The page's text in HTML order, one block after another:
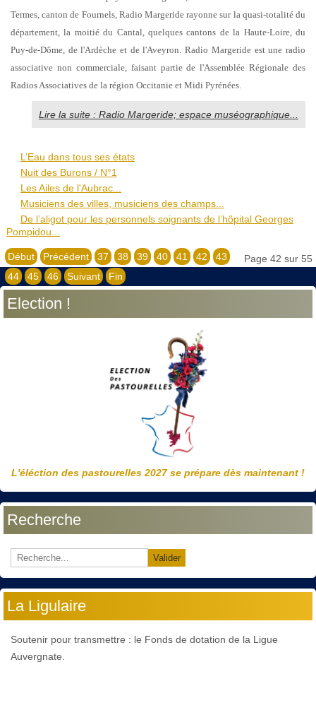
Termes, canton de Fournels, Radio Margeride rayonne sur la quasi-totalité du
département, la moitié du Cantal, quelques cantons de la Haute-Loire, du
Puy-de-Dôme, de l'Ardèche et de l'Aveyron. Radio Margeride est une radio
associative non commerciale, faisant partie de l'Assemblée Régionale des
Radios Associatives de la région Occitanie et Midi Pyrénées.
Lire la suite : Radio Margeride; espace muséographique...
L’Eau dans tous ses états
Nuit des Burons / N°1
Les Ailes de l'Aubrac...
Musiciens des villes, musiciens des champs...
De l’aligot pour les personnels soignants de l’hôpital Georges
Pompidou...
Page 42 sur 55
Début Précédent 37 38 39 40 41 42
43
44
45 46 Suivant Fin
Election !
L'éléction des pastourelles 2027 se prépare dès maintenant !
Recherche
Valider
La Ligulaire
Soutenir pour transmettre : le Fonds de dotation de la Ligue
Auvergnate.